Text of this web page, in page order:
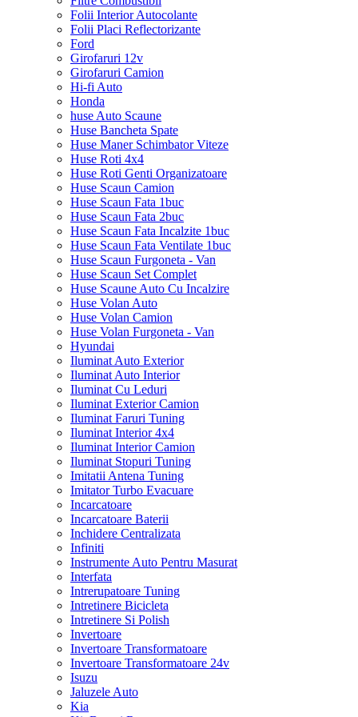
Folii Interior Autocolante
Folii Placi Reflectorizante
Ford
Girofaruri 12v
Girofaruri Camion
Hi-fi Auto
Honda
huse Auto Scaune
Huse Bancheta Spate
Huse Maner Schimbator Viteze
Huse Roti 4x4
Huse Roti Genti Organizatoare
Huse Scaun Camion
Huse Scaun Fata 1buc
Huse Scaun Fata 2buc
Huse Scaun Fata Incalzite 1buc
Huse Scaun Fata Ventilate 1buc
Huse Scaun Furgoneta - Van
Huse Scaun Set Complet
Huse Scaune Auto Cu Incalzire
Huse Volan Auto
Huse Volan Camion
Huse Volan Furgoneta - Van
Hyundai
Iluminat Auto Exterior
Iluminat Auto Interior
Iluminat Cu Leduri
Iluminat Exterior Camion
Iluminat Faruri Tuning
Iluminat Interior 4x4
Iluminat Interior Camion
Iluminat Stopuri Tuning
Imitatii Antena Tuning
Imitator Turbo Evacuare
Incarcatoare
Incarcatoare Baterii
Inchidere Centralizata
Infiniti
Instrumente Auto Pentru Masurat
Interfata
Intrerupatoare Tuning
Intretinere Bicicleta
Intretinere Si Polish
Invertoare
Invertoare Transformatoare
Invertoare Transformatoare 24v
Isuzu
Jaluzele Auto
Kia